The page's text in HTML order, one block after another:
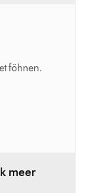
föhnen.
meer